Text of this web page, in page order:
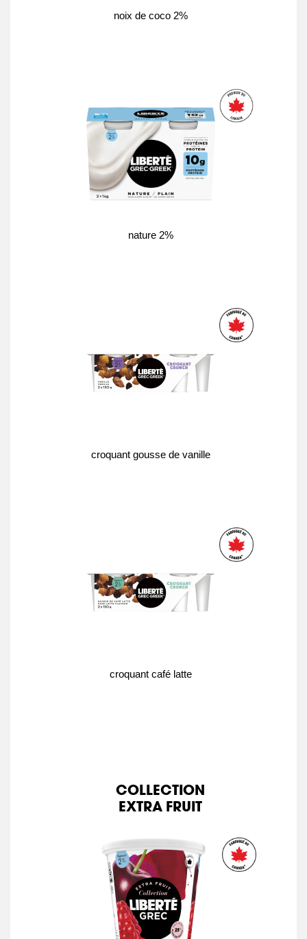
noix de coco 2%
nature 2%
croquant gousse de vanille
croquant café latte
COLLECTION
EXTRA FRUIT